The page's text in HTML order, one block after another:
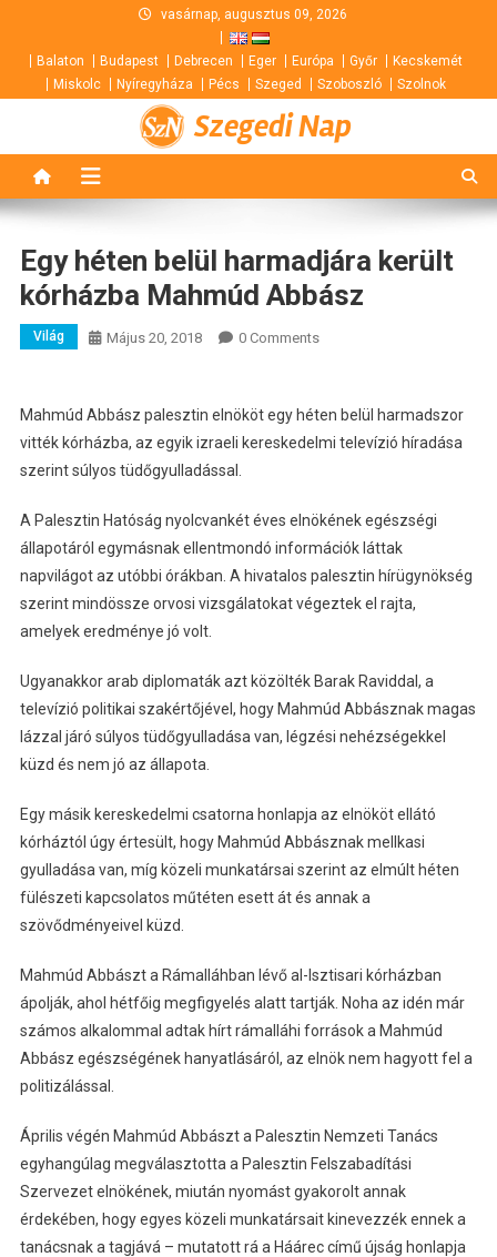
content
vasárnap, augusztus 09, 2026
Balaton Budapest Debrecen Eger Európa Győr
Kecskemét
Miskolc
Nyíregyháza Pécs Szeged Szoboszló Szolnok
Szegedi Nap
Egy héten belül harmadjára került
kórházba Mahmúd Abbász
Világ Május 20, 2018 0 Comments
Mahmúd Abbász palesztin elnököt egy héten belül harmadszor
vitték kórházba, az egyik izraeli kereskedelmi televízió híradása
szerint súlyos tüdőgyulladással.
A Palesztin Hatóság nyolcvankét éves elnökének egészségi
állapotáról egymásnak ellentmondó információk láttak
napvilágot az utóbbi órákban. A hivatalos palesztin hírügynökség
szerint mindössze orvosi vizsgálatokat végeztek el rajta,
amelyek eredménye jó volt.
Ugyanakkor arab diplomaták azt közölték Barak Raviddal, a
televízió politikai szakértőjével, hogy Mahmúd Abbásznak magas
lázzal járó súlyos tüdőgyulladása van, légzési nehézségekkel
küzd és nem jó az állapota.
Egy másik kereskedelmi csatorna honlapja az elnököt ellátó
kórháztól úgy értesült, hogy Mahmúd Abbásznak mellkasi
gyulladása van, míg közeli munkatársai szerint az elmúlt héten
fülészeti kapcsolatos műtéten esett át és annak a
szövődményeivel küzd.
Mahmúd Abbászt a Rámalláhban lévő al-Isztisari kórházban
ápolják, ahol hétfőig megfigyelés alatt tartják. Noha az idén már
számos alkalommal adtak hírt rámalláhi források a Mahmúd
Abbász egészségének hanyatlásáról, az elnök nem hagyott fel a
politizálással.
Április végén Mahmúd Abbászt a Palesztin Nemzeti Tanács
egyhangúlag megválasztotta a Palesztin Felszabadítási
Szervezet elnökének, miután nyomást gyakorolt annak
érdekében, hogy egyes közeli munkatársait kinevezzék ennek a
tanácsnak a tagjává – mutatott rá a Háárec című újság honlapja